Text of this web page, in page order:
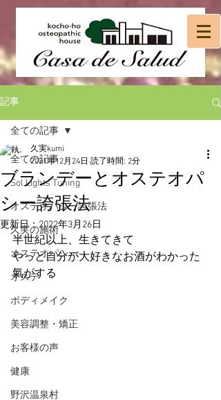
記事
全ての記事
Sol Lights Tuning
オステオパシー誇張法
久実の施術
オステオパシー
オステ
ボディメイク
美容調整・矯正
お客様の声
健康
野沢温泉村
全ての記事
ブランデーとオステオパ
シー誇張法
久実kumi
2021年12月24日 読了時間: 2分
更新日：2022年3月26日
半世紀以上、生きてきて
やっと自分が大好きなお酒がわかった
氣がする